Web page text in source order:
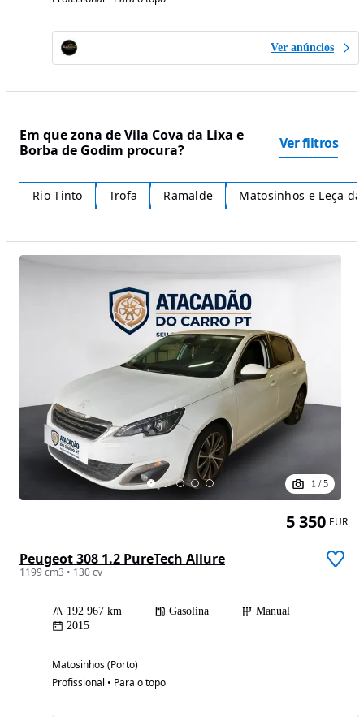
Ver anúncios
Em que zona de Vila Cova da Lixa e
Borba de Godim procura?
Ver filtros
Rio Tinto Trofa Ramalde Matosinhos e Leça
1 /5
Peugeot 308 1.2 PureTech Allure
1199 cm3 • 130 cv
192 967 km Gasolina
Manual
2015
Matosinhos (Porto)
Profissional • Para o topo
5 350 EUR